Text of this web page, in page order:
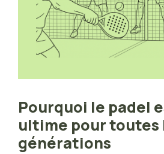
Pourquoi le padel
ultime pour toutes
générations